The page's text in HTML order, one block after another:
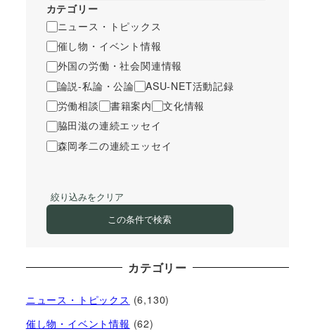
カテゴリー
ニュース・トピックス
催し物・イベント情報
外国の労働・社会関連情報
論説-私論・公論
ASU-NET活動記録
労働相談
書籍案内
文化情報
脇田滋の連続エッセイ
森岡孝二の連続エッセイ
絞り込みをクリア
この条件で検索
カテゴリー
ニュース・トピックス (6,130)
催し物・イベント情報 (62)